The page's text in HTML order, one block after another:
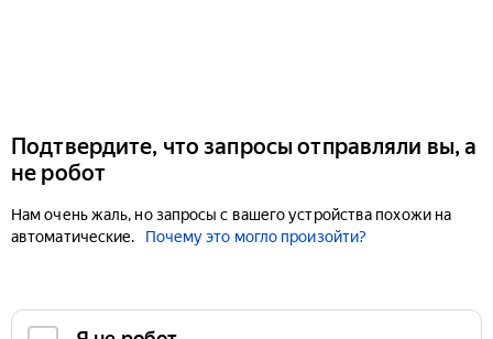
Подтвердите, что запросы отправляли вы, а
не робот
Нам очень жаль, но запросы с вашего устройства похожи на
автоматические.
Почему это могло произойти?